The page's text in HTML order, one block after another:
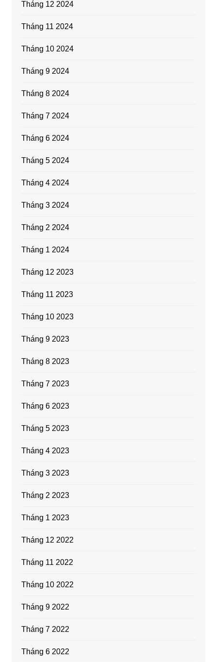
Tháng 12 2024
Tháng 11 2024
Tháng 10 2024
Tháng 9 2024
Tháng 8 2024
Tháng 7 2024
Tháng 6 2024
Tháng 5 2024
Tháng 4 2024
Tháng 3 2024
Tháng 2 2024
Tháng 1 2024
Tháng 12 2023
Tháng 11 2023
Tháng 10 2023
Tháng 9 2023
Tháng 8 2023
Tháng 7 2023
Tháng 6 2023
Tháng 5 2023
Tháng 4 2023
Tháng 3 2023
Tháng 2 2023
Tháng 1 2023
Tháng 12 2022
Tháng 11 2022
Tháng 10 2022
Tháng 9 2022
Tháng 7 2022
Tháng 6 2022